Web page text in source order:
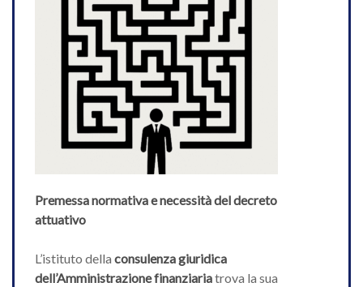
Premessa normativa e necessità del decreto
attuativo
L’istituto della consulenza giuridica
dell’Amministrazione finanziariatrova la sua